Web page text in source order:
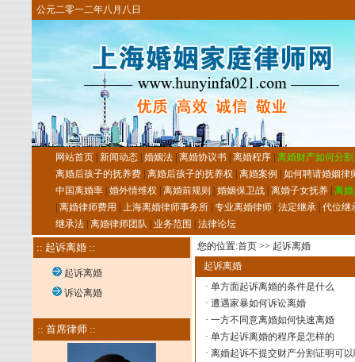
公元二零一二年八月八日
网站首页 新闻动态 婚姻法 离婚协议书 离婚程序 离婚财产如何分割
离婚后孩子的抚养费 离婚后孩子的抚养权 离婚案例
如何聘请婚姻律
中国离婚率 婚外情维权 离婚前规则 婚姻保卫战 离婚子女抚养 离
离婚律师费用 上海离婚律师事务所 专业离婚律师 法定继承 代位继
继承法 离婚律师团队 业务范围 法律论坛
:: 起诉离婚 ::
起诉离婚
诉讼离婚
:: 首席律师 ::
您的位置:首页 >> 起诉离婚
起诉离婚
· 单方面起诉离婚的条件是什么
· 遭遇家暴如何诉讼离婚
· 一方不同意离婚如何快速离婚
· 单方起诉离婚的程序是怎样的
· 离婚起诉不提交财产分割证明可